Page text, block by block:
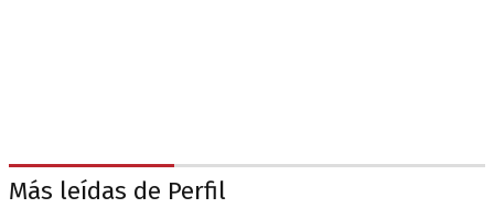
Más leídas de Perfil